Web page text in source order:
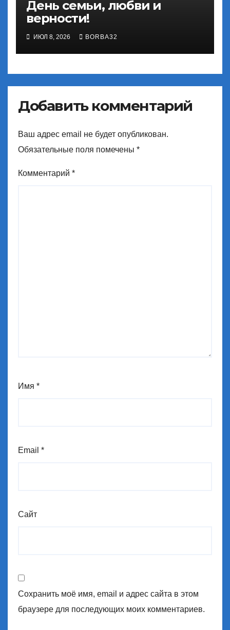
День семьи, любви и
верности!
ИЮЛ 8, 2026 BORBA32
Добавить комментарий
Ваш адрес email не будет опубликован.
Обязательные поля помечены *
Комментарий *
Имя *
Email *
Сайт
Сохранить моё имя, email и адрес сайта в этом
браузере для последующих моих комментариев.